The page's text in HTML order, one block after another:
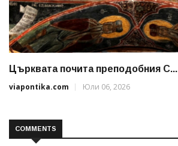
Църквата почита преподобния С...
viapontika.com
Юли 06, 2026
COMMENTS